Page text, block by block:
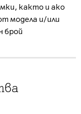
както и ако
модела и/или
брой